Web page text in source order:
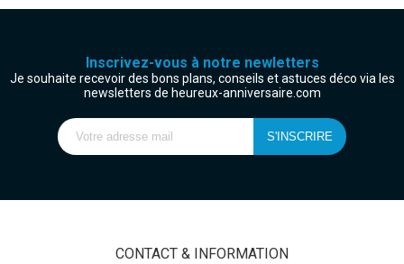
Inscrivez-vous à notre newletters
Je souhaite recevoir des bons plans, conseils et astuces déco via les
newsletters de heureux-anniversaire.com
CONTACT & INFORMATION